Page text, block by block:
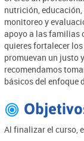
nutrición,
monitoreo y
apoyo a las familias
quieres fortalecer
promuevan un justo
recomendamos
básicos del enfoque

Al finalizar el curso,